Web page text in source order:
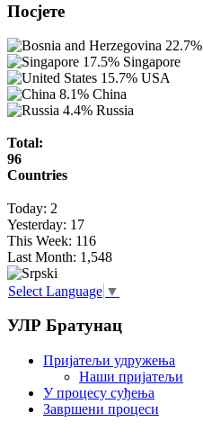
Посјете
22.7%
17.5% Singapore
15.7% USA
8.1% China
4.4% Russia
Total:
96
Countries
Today: 2
Yesterday: 17
This Week: 116
Last Month: 1,548
Select Language ▼
УЛР Братунац
Пријатељи удружења
Наши пријатељи
У процесу суђења
Завршени процеси